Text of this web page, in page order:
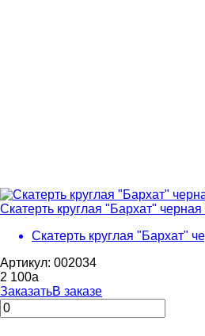
Скатерть круглая "Бархат"
Скатерть круглая "Бархат"
Артикул: 002034
2 100a
ЗаказатьВ заказе